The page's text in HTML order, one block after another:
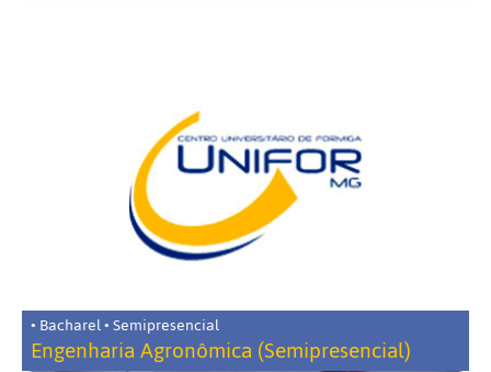
• Bacharel • Semipresencial
Engenharia Agronômica (Semipresencial)